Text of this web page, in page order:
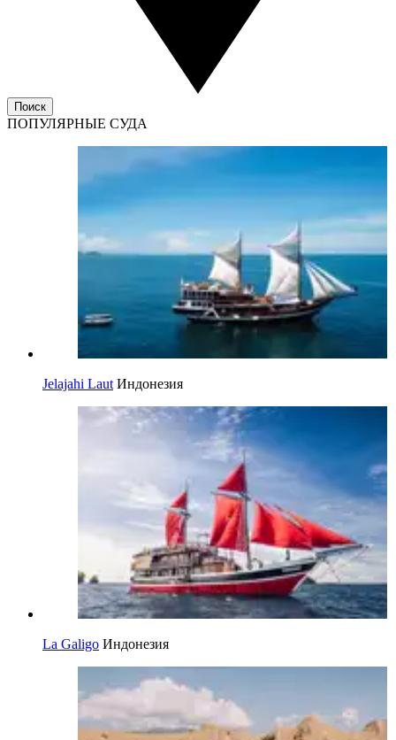
Поиск
ПОПУЛЯРНЫЕ СУДА
Jelajahi Laut Индонезия
La Galigo Индонезия